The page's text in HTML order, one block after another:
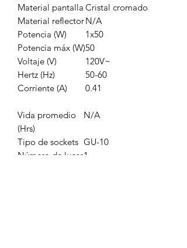
Material pantalla Cristal cromado
Material reflectorN/A
Potencia (W)
1x50
Potencia máx (W)50
Voltaje (V)
120V~
Hertz (Hz)
50-60
Corriente (A)
0.41
Vida promedio
(Hrs)
N/A
Tipo de sockets GU-10
Número de luces1